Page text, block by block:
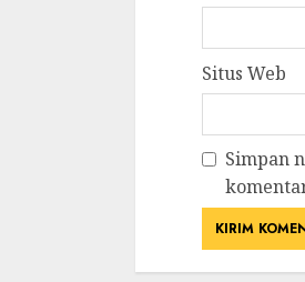
Situs Web
Simpan